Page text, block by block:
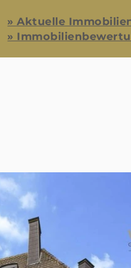
» Aktuelle
»